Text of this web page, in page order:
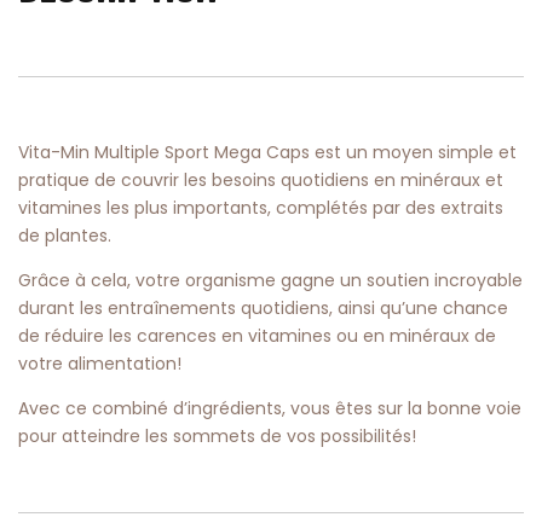
Vita-Min Multiple Sport Mega Caps est un moyen simple et
pratique de couvrir les besoins quotidiens en minéraux et
vitamines les plus importants, complétés par des extraits
de plantes.
Grâce à cela, votre organisme gagne un soutien incroyable
durant les entraînements quotidiens, ainsi qu’une chance
de réduire les carences en vitamines ou en minéraux de
votre alimentation!
Avec ce combiné d’ingrédients, vous êtes sur la bonne voie
pour atteindre les sommets de vos possibilités!